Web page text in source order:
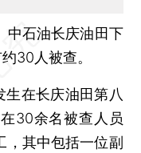
中石油长庆油田下
30人被查。
在长庆油田第八
30余名被查人员
其中包括一位副